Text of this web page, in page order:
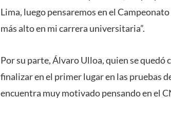
Lima, luego pensaremos en el
más alto en mi carrera universitaria”.
Por su parte, Álvaro Ulloa, quien se quedó
finalizar en el primer lugar en las pruebas
encuentra muy motivado pensando en el